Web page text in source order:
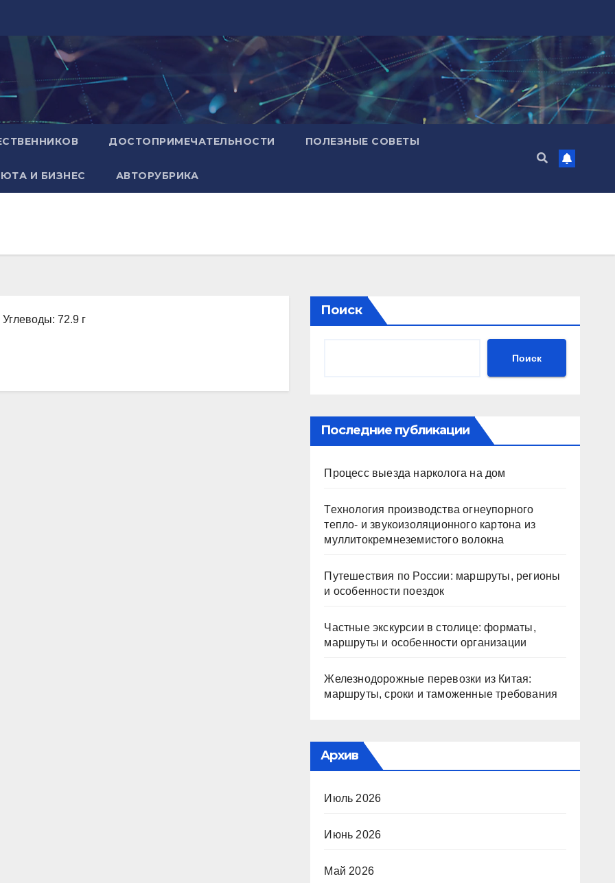
ДОСТОПРИМЕЧАТЕЛЬНОСТИ ПОЛЕЗНЫЕ СОВЕТЫ
И БИЗНЕС АВТОРУБРИКА
72.9 г
Поиск
Поиск
Последние публикации
Процесс выезда нарколога на дом
Технология производства огнеупорного
тепло- и звукоизоляционного картона из
муллитокремнеземистого волокна
Путешествия по России: маршруты, регионы
и особенности поездок
Частные экскурсии в столице: форматы,
маршруты и особенности организации
Железнодорожные перевозки из Китая:
маршруты, сроки и таможенные требования
Архив
Июль 2026
Июнь 2026
Май 2026